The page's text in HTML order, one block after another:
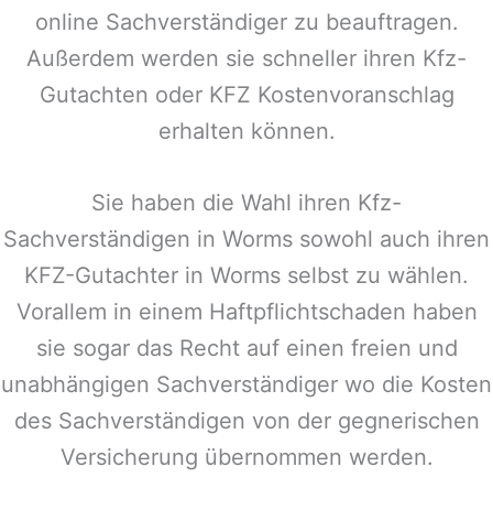
online Sachverständiger zu beauftragen.
Außerdem werden sie schneller ihren Kfz-
Gutachten oder KFZ Kostenvoranschlag
erhalten können.
Sie haben die Wahl ihren Kfz-
Sachverständigen in Worms sowohl auch ihren
KFZ-Gutachter in Worms selbst zu wählen.
Vorallem in einem Haftpflichtschaden haben
sie sogar das Recht auf einen freien und
unabhängigen Sachverständiger wo die Kosten
des Sachverständigen von der gegnerischen
Versicherung übernommen werden.